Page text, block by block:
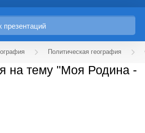
Политическая география
на тему "Моя Родина -